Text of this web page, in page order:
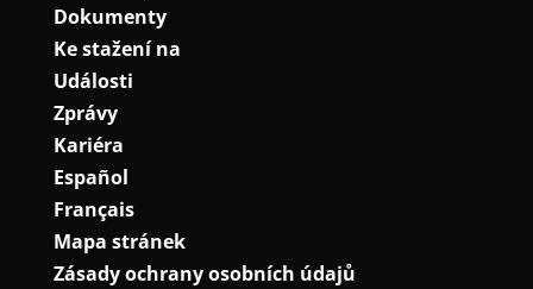
Dokumenty
Ke stažení na
Události
Zprávy
Kariéra
Español
Français
Mapa stránek
Zásady ochrany osobních údajů